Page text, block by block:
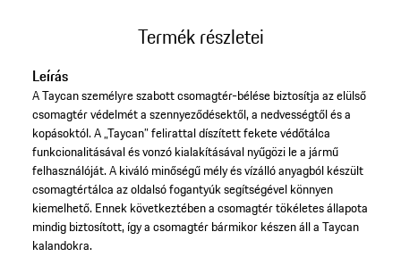
Termék részletei
Leírás
A Taycan személyre szabott csomagtér-bélése biztosítja az elülső
csomagtér védelmét a szennyeződésektől, a nedvességtől és a
kopásoktól. A „Taycan” felirattal díszített fekete védőtálca
funkcionalitásával és vonzó kialakításával nyűgözi le a jármű
felhasználóját. A kiváló minőségű mély és vízálló anyagból készült
csomagtértálca az oldalsó fogantyúk segítségével könnyen
kiemelhető. Ennek következtében a csomagtér tökéletes állapota
mindig biztosított, így a csomagtér bármikor készen áll a Taycan
kalandokra.